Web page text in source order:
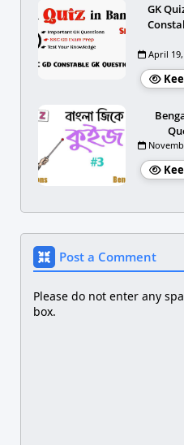
GK
April
Post a Comment
Please do not enter any
box.